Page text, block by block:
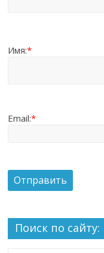
Имя:*
Email:*
Поиск по сайту: